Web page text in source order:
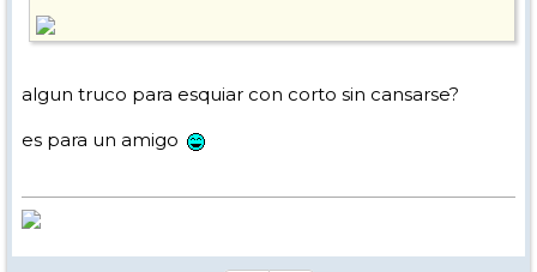
algun truco para esquiar con corto sin cansarse?
es para un amigo